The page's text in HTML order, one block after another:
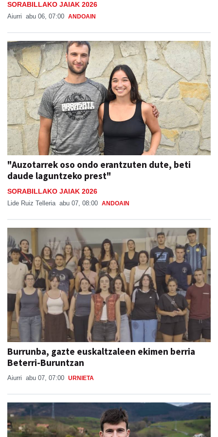
SORABILLAKO JAIAK 2026
Aiurri abu 06, 07:00 ANDOAIN
"Auzotarrek oso ondo erantzuten dute, beti
daude laguntzeko prest"
SORABILLAKO JAIAK 2026
Lide Ruiz Telleria abu 07, 08:00 ANDOAIN
Burrunba, gazte euskaltzaleen ekimen berria
Beterri-Buruntzan
Aiurri abu 07, 07:00 URNIETA